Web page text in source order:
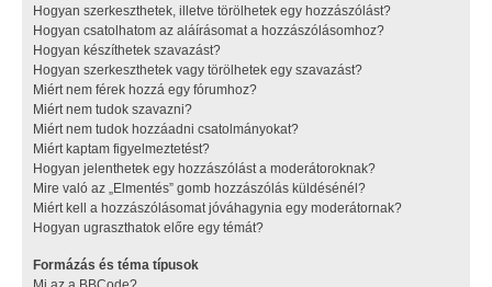
Hogyan szerkeszthetek, illetve törölhetek egy hozzászólást?
Hogyan csatolhatom az aláírásomat a hozzászólásomhoz?
Hogyan készíthetek szavazást?
Hogyan szerkeszthetek vagy törölhetek egy szavazást?
Miért nem férek hozzá egy fórumhoz?
Miért nem tudok szavazni?
Miért nem tudok hozzáadni csatolmányokat?
Miért kaptam figyelmeztetést?
Hogyan jelenthetek egy hozzászólást a moderátoroknak?
Mire való az „Elmentés” gomb hozzászólás küldésénél?
Miért kell a hozzászólásomat jóváhagynia egy moderátornak?
Hogyan ugraszthatok előre egy témát?
Formázás és téma típusok